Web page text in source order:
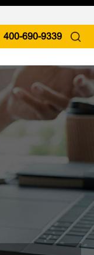
400-690-9339